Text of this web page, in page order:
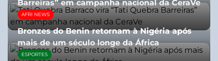
Barreiras” em campanha nacional da CeraVe
08/07/2026
AFRI NEWS
Bronzes do Benin retornam à Nigéria após
mais de um século longe da África
08/07/2026
ESPORTES